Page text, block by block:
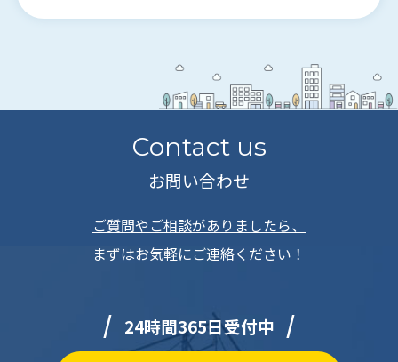
Contact us
お問い合わせ
ご質問やご相談がありましたら、
まずはお気軽にご連絡ください！
24時間365日受付中